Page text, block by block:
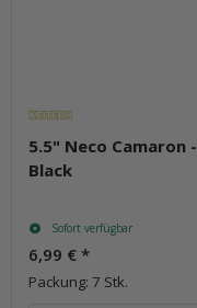
5.5" Neco Camaron -
Black
Sofort verfügbar
6,99 € *
Packung: 7 Stk.